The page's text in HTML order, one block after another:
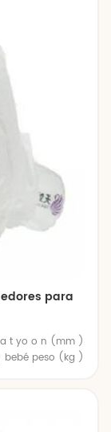
para
t yo o n (mm )
peso (kg )
que 150 OEM